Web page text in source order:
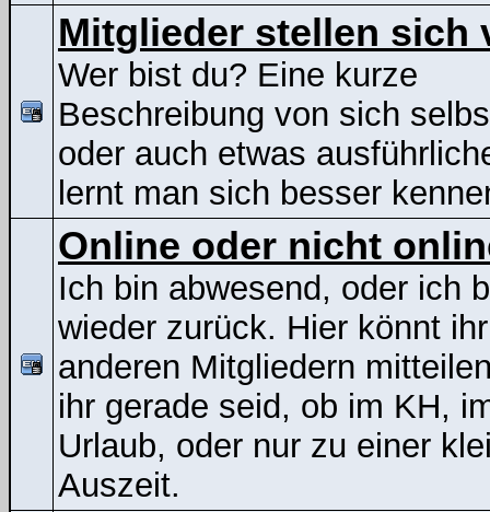
Mitglieder stellen sich
Wer bist du? Eine kurze
Beschreibung von sich
oder auch etwas
lernt man sich besser
Online oder nicht
Ich bin abwesend, oder ich
wieder zurück. Hier könnt
anderen Mitgliedern
ihr gerade seid, ob im KH,
Urlaub, oder nur zu einer
Auszeit.